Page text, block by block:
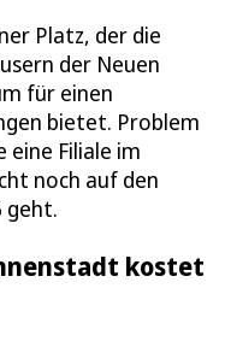
Platz, der die
der Neuen
für einen
bietet. Problem
eine Filiale im
noch auf den
geht.
kostet